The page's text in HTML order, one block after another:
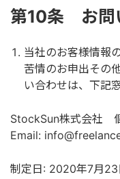
第10条 お問
当社のお客様情報
苦情のお申出その
い合わせは、下記
StockSun株式会社
Email:
制定日: 2020年7月23